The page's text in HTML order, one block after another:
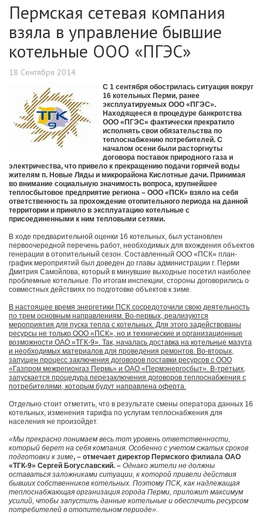
Пермская сетевая компания
взяла в управление бывшие
котельные ООО «ПГЭС»
18 Сентября 2014
С 1 сентября обострилась ситуация вокруг
16 котельных Перми, ранее
эксплуатируемых ООО «ПГЭС».
Находящееся в процедуре банкротства
ООО «ПГЭС» фактически прекратило
исполнять свои обязательства по
теплоснабжению потребителей. С
началом осени были расторгнуты
договора поставок природного газа и
электричества, что привело к прекращению подачи горячей воды
жителям п. Новые Ляды и микрорайона Кислотные дачи. Принимая
во внимание социальную значимость вопроса, крупнейшее
теплосбытовое предприятие региона – ООО «ПСК» взяло на себя
ответственность за прохождение отопительного периода на данной
территории и приняло в эксплуатацию котельные с
присоединенными к ним тепловыми сетями.
В ходе предварительной оценки 16 котельных, был установлен
первоочередной перечень работ, необходимых для вхождения объектов
генерации в отопительный сезон. Составленный ООО «ПСК» план-
график мероприятий был доведен до главы администрации г. Перми
Дмитрия Самойлова, который в минувшие выходные посетил наиболее
проблемные котельные. По итогам инспекции, стороны договорились о
совместных действиях по подготовке объектов к зиме.
В настоящее время энергетики ПСК сосредоточили свою деятельность
по трем основным направлениям. Во-первых, реализуются
мероприятия для пуска тепла с котельных. Для этого задействованы
ресурсы не только ООО «ПСК», но и технические и организационные
возможности ОАО «ТГК-9». Так, началась доставка на котельные мазута
и необходимых материалов для проведения ремонтов. Во-вторых,
запущен процесс заключения договоров поставки ресурсов с ООО
«Газпром межрегионгаз Пермь» и ОАО «Пермэнергосбыт». В-третьих,
запускается процедура перезаключения договоров теплоснабжения с
потребителями, которым будут направлена оферта.
Отдельно стоит отметить, что в результате смены оператора данных 16
котельных, изменения тарифа по услугам теплоснабжения для
населения не произойдет.
«Мы прекрасно понимаем весь тот уровень ответственности,
который берет на себя компания. Особенно с учетом сжатых сроков
подготовки к зиме, – отмечает директор Пермского филиала ОАО
«ТГК-9» Сергей Богуславский. – Однако жители не должны
оставаться заложниками ситуации, к которой привели действия
бывших собственников котельных. Поэтому ПСК, как надлежащая
теплоснабжающая организация города Перми, приложит максимум
усилий, чтобы запустить данные котельные и обеспечить ресурсом
потребителей в отопительном периоде».